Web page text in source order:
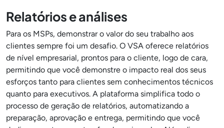
Relatórios e análises
Para os MSPs, demonstrar o valor do seu trabalho aos
clientes sempre foi um desafio. O VSA oferece relatórios
de nível empresarial, prontos para o cliente, logo de cara,
permitindo que você demonstre o impacto real dos seus
esforços tanto para clientes sem conhecimentos técnicos
quanto para executivos. A plataforma simplifica todo o
processo de geração de relatórios, automatizando a
preparação, aprovação e entrega, permitindo que você